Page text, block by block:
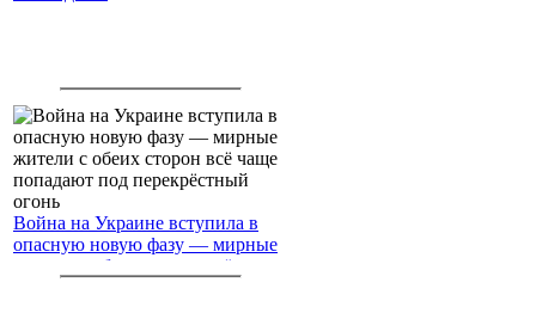
Война на Украине вступила в
опасную новую фазу — мирные
жители с обеих сторон всё чаще